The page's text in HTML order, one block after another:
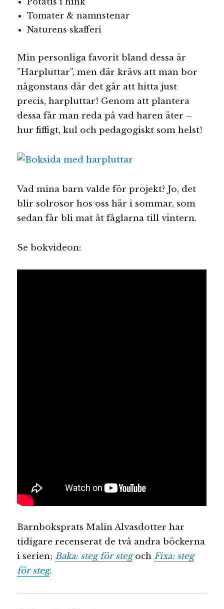
Tomater & namnstenar
Naturens skafferi
Min personliga favorit bland dessa är
”Harpluttar”, men där krävs att man bor
någonstans där det går att hitta just
precis, harpluttar! Genom att plantera
dessa får man reda på vad haren äter –
hur fiffigt, kul och pedagogiskt som helst!
Vad mina barn valde för projekt? Jo, det
blir solrosor hos oss här i sommar, som
sedan får bli mat åt fåglarna till vintern.
Se bokvideon:
Barnboksprats Malin Alvasdotter har
tidigare recenserat de två andra böckerna
i serien;Baka: steg för stegochFixa: steg
för steg.